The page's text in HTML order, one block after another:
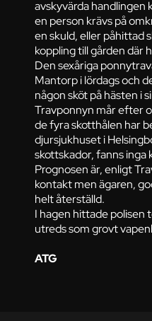
avskyvärda handlingen
en person krävs på
en skuld, eller påhittad
koppling till gården där
Den sexåriga
Mantorp i lördags och
någon sköt på hästen i
Travponnyn mår efter
de fyra skotthålen har
djursjukhuset i
skottskador, fanns inga
Prognosen är, enligt
kontakt men ägaren,
helt återställd.
I hagen hittade polisen
utreds som grovt
ATG